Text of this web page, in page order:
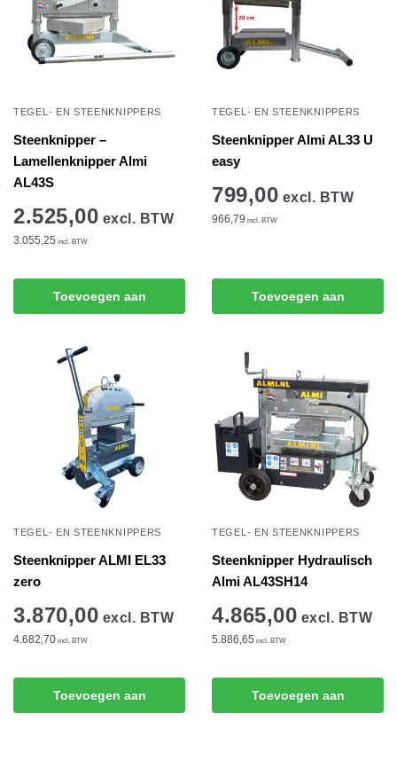
TEGEL- EN STEENKNIPPERS
Steenknipper –
Lamellenknipper Almi
AL43S
2.525,00 excl. BTW
3.055,25 incl. BTW
Toevoegen aan
TEGEL- EN STEENKNIPPERS
Steenknipper Almi AL33 U
easy
799,00 excl. BTW
966,79 incl. BTW
Toevoegen aan
TEGEL- EN STEENKNIPPERS
Steenknipper ALMI EL33
zero
3.870,00 excl. BTW
4.682,70 incl. BTW
Toevoegen aan
TEGEL- EN STEENKNIPPERS
Steenknipper Hydraulisch
Almi AL43SH14
4.865,00 excl. BTW
5.886,65 incl. BTW
Toevoegen aan